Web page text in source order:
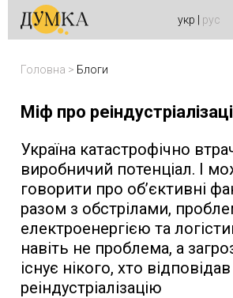
укр рус
Головна > Блоги
Міф про
Україна катастрофічно
виробничий потенціал. І
говорити про обʼєктивні
разом з обстрілами,
електроенергією та
навіть не проблема, а
існує нікого, хто
реіндустріалізацію